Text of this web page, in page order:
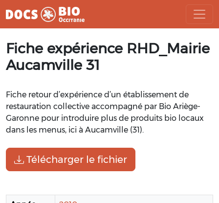
au
contenu
Fiche expérience RHD_Mairie
Aucamville 31
Fiche retour d’expérience d’un établissement de
restauration collective accompagné par Bio Ariège-
Garonne pour introduire plus de produits bio locaux
dans les menus, ici à Aucamville (31).
Télécharger le fichier